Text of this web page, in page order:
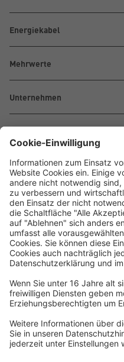
Energiekabel
Mehrwerte
Unternehmen
Waskönig+Walter
Kabel-Werk GmbH u. Co. KG
Ostermoorstraße 77
26683 Saterland
Fax +49 4498 88-900
info[att]waskoenig.de
Folgen Sie uns: